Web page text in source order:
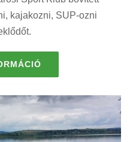
kajakozni, SUP-ozni